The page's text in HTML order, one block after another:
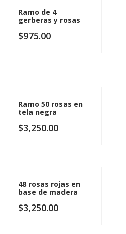
Ramo de 4
gerberas y rosas
$975.00
Ramo 50 rosas en
tela negra
$3,250.00
48 rosas rojas en
base de madera
$3,250.00